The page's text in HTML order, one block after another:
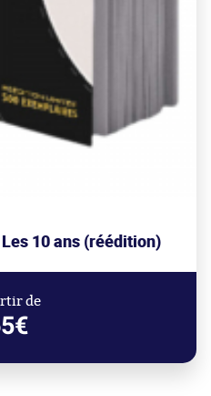
10 ans (réédition)
de